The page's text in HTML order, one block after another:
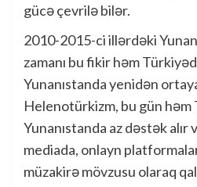
gücə çevrilə bilər.
2010-2015-ci illərdəki
zamanı bu fikir həm
Yunanıstanda yenidən
Helenotürkizm, bu gün həm
Yunanıstanda az dəstək alır
mediada, onlayn
müzakirə mövzusu olaraq